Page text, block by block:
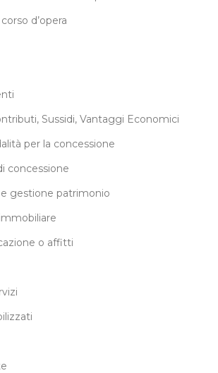
d’opera
Sussidi, Vantaggi Economici
per la concessione
concessione
gestione patrimonio
o affitti